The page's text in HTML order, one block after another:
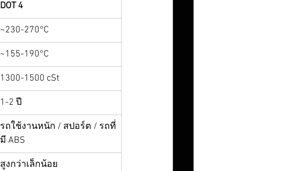
DOT 4
~230-270°C
~155-190°C
1300-1500 cSt
1-2 ปี
รถใช้งานหนัก / สปอร์ต / รถที่
มี ABS
สูงกว่าเล็กน้อย